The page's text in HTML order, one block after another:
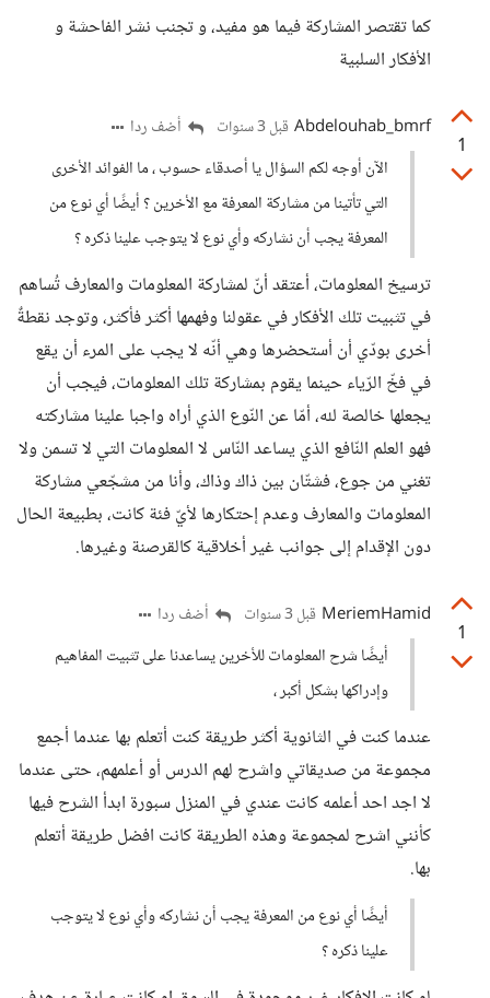
كما تقتصر المشاركة فيما هو مفيد، و تجنب نشر الفاحشة و
الأفكار السلبية
1
Abdelouhab_bmrf قبل 3 سنوات
أضف ردا
الآن أوجه لكم السؤال يا أصدقاء حسوب ، ما الفوائد الأخرى
التي تأتينا من مشاركة المعرفة مع الأخرين ؟ أيضًا أي نوع من
المعرفة يجب أن نشاركه وأي نوع لا يتوجب علينا ذكره ؟
ترسيخ المعلومات، أعتقد أنّ لمشاركة المعلومات والمعارف تُساهم
في تثبيت تلك الأفكار في عقولنا وفهمها أكثر فأكثر، وتوجد نقطةٌ
أخرى بودّي أن أستحضرها وهي أنّه لا يجب على المرء أن يقع
في فخّ الرّياء حينما يقوم بمشاركة تلك المعلومات، فيجب أن
يجعلها خالصة لله، أمّا عن النّوع الذي أراه واجبا علينا مشاركته
فهو العلم النّافع الذي يساعد النّاس لا المعلومات التي لا تسمن ولا
تغني من جوع، فشتّان بين ذاك وذاك، وأنا من مشجّعي مشاركة
المعلومات والمعارف وعدم إحتكارها لأيّ فئة كانت، بطبيعة الحال
دون الإقدام إلى جوانب غير أخلاقية كالقرصنة وغيرها.
1
MeriemHamid قبل 3 سنوات
أضف ردا
أيضًا شرح المعلومات للأخرين يساعدنا على تثبيت المفاهيم
وإدراكها بشكل أكبر ،
عندما كنت في الثانوية أكثر طريقة كنت أتعلم بها عندما أجمع
مجموعة من صديقاتي واشرح لهم الدرس أو أعلمهم، حتى عندما
لا اجد احد أعلمه كانت عندي في المنزل سبورة ابدأ الشرح فيها
كأنني اشرح لمجموعة وهذه الطريقة كانت افضل طريقة أتعلم
بها.
أيضًا أي نوع من المعرفة يجب أن نشاركه وأي نوع لا يتوجب
علينا ذكره ؟